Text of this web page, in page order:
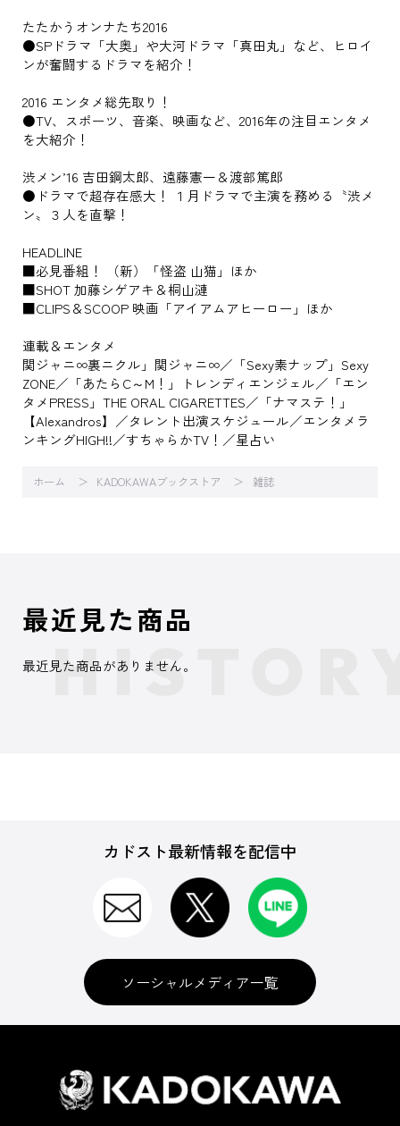
たたかうオンナたち2016
●SPドラマ「大奥」や大河ドラマ「真田丸」など、ヒロイ
ンが奮闘するドラマを紹介！
2016 エンタメ総先取り！
●TV、スポーツ、音楽、映画など、2016年の注目エンタメ
を大紹介！
渋メン’16 吉田鋼太郎、遠藤憲一＆渡部篤郎
●ドラマで超存在感大！ １月ドラマで主演を務める〝渋メ
ン〟３人を直撃！
HEADLINE
■必見番組！ （新）「怪盗 山猫」ほか
■SHOT 加藤シゲアキ＆桐山漣
■CLIPS＆SCOOP 映画「アイアムアヒーロー」ほか
連載＆エンタメ
関ジャニ∞裏ニクル」関ジャニ∞／「Sexy素ナップ」Sexy
ZONE／「あたらC～M！」トレンディエンジェル／「エン
タメPRESS」THE ORAL CIGARETTES／「ナマステ！」
【Alexandros】／タレント出演スケジュール／エンタメラ
ンキングHIGH!!／すちゃらかTV！／星占い
ホーム KADOKAWAブックストア 雑誌
最近見た商品
最近見た商品がありません。
カドスト最新情報を配信中
ソーシャルメディア一覧